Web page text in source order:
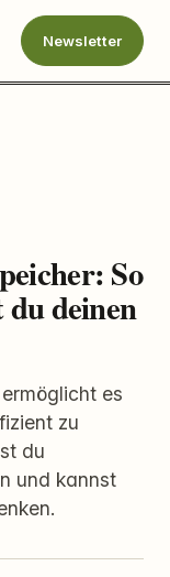
Newsletter
So
du deinen
es
zu
du
und kannst